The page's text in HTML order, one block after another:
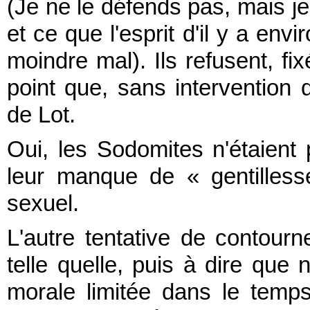
(Je ne le défends pas, mais
et ce que l'esprit d'il y a
moindre mal). Ils refusent,
point que, sans intervention
de Lot.
Oui, les Sodomites
leur manque de «
sexuel.
L'autre tentative de
telle quelle, puis à dire que
morale limitée dans le